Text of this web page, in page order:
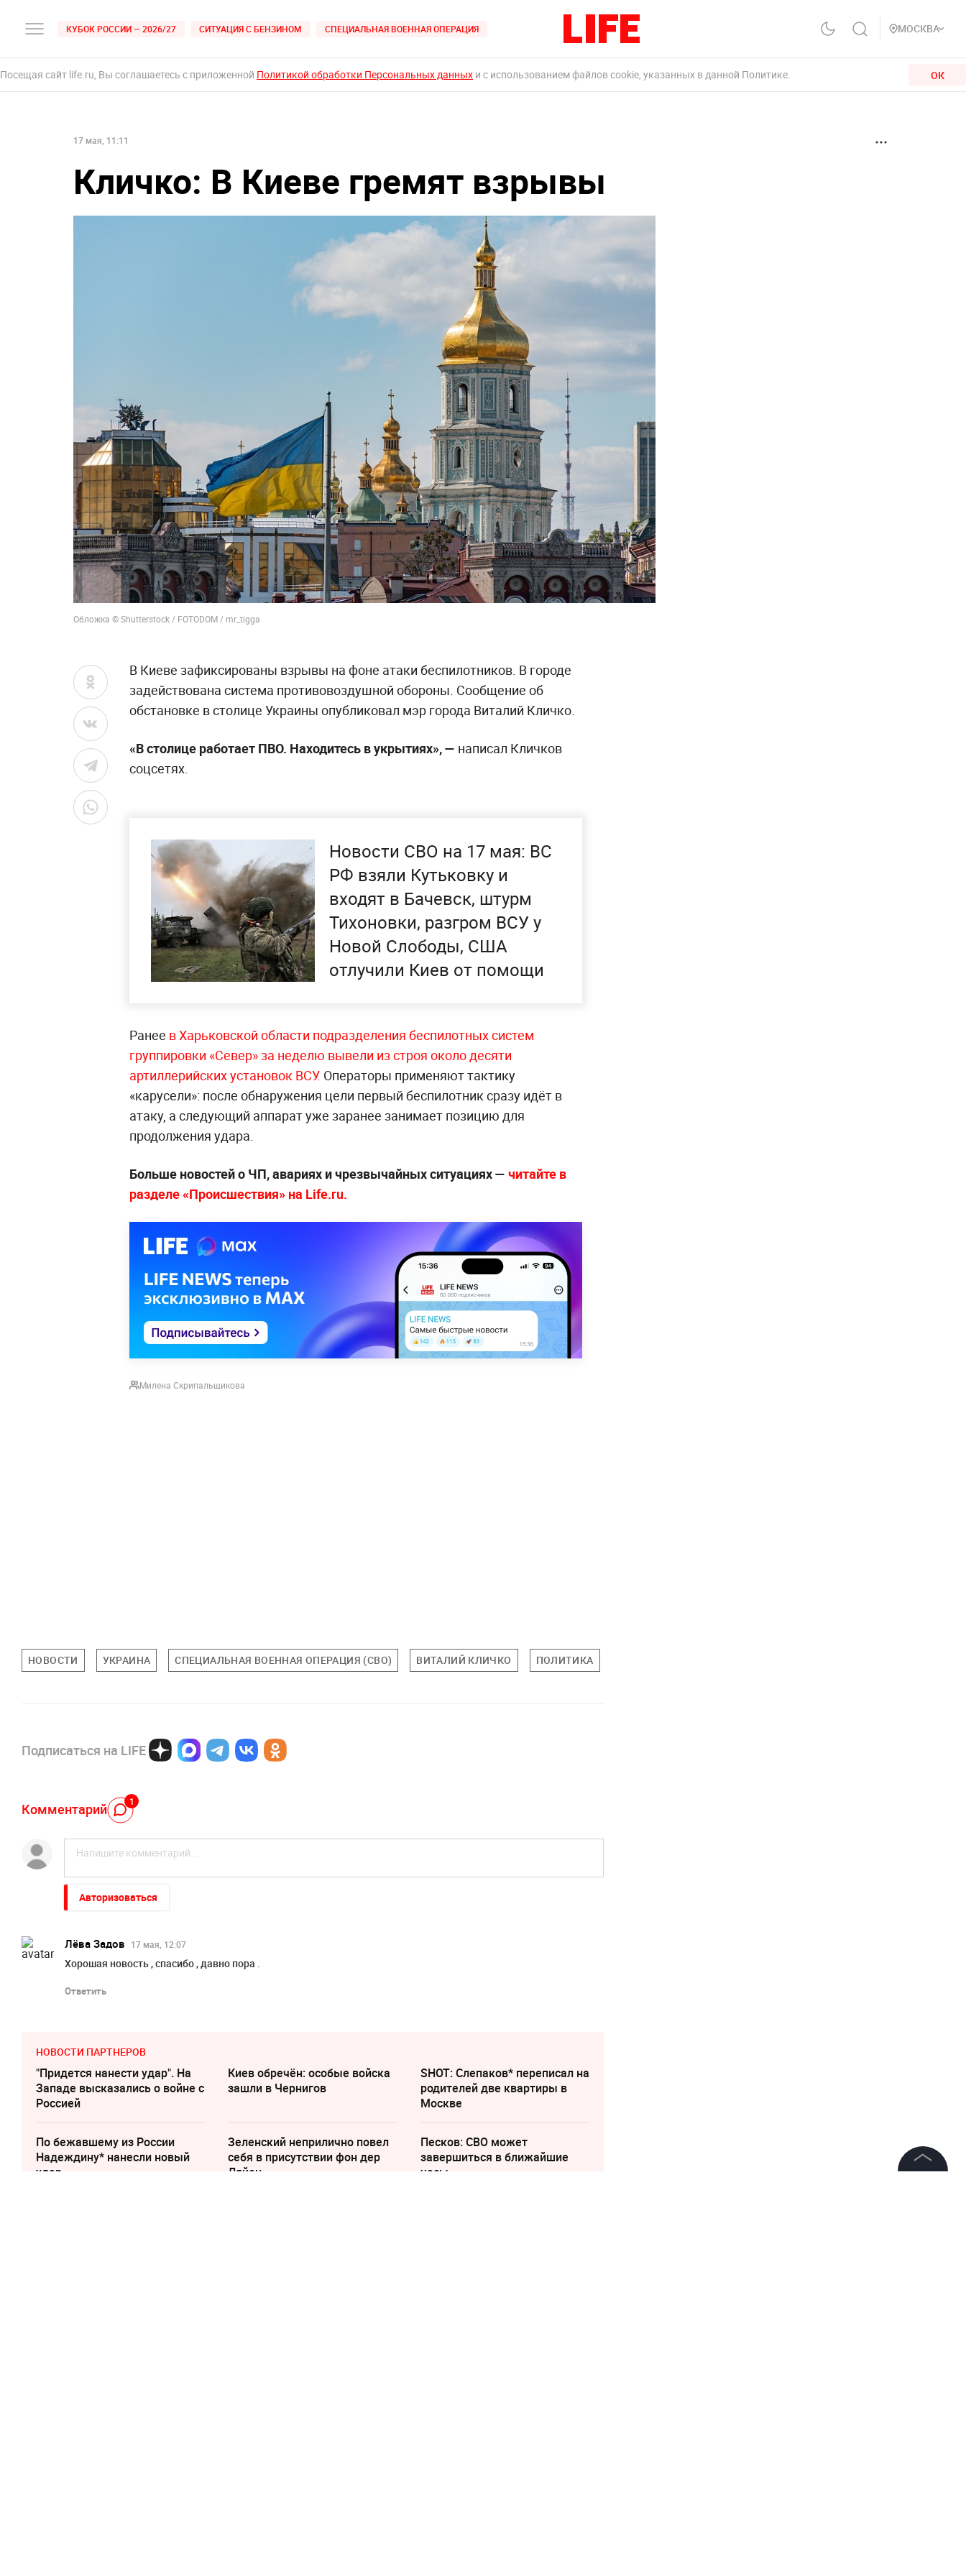
КУБОК РОССИИ — 2026/27 СИТУАЦИЯ С БЕНЗИНОМ СПЕЦИАЛЬНАЯ ВОЕННАЯ ОПЕРАЦИЯ МОСКВА
Посещая сайт life.ru, Вы соглашаетесь с приложенной Политикой обработки Персональных данных и с использованием файлов cookie, указанных в данной Политике. ОК
17 мая, 11:11
Кличко: В Киеве гремят взрывы
Обложка © Shutterstock / FOTODOM / mr_tigga
В Киеве зафиксированы взрывы на фоне атаки беспилотников. В городе
задействована система противовоздушной обороны. Сообщение об
обстановке в столице Украины опубликовал мэр города Виталий Кличко.
«В столице работает ПВО. Находитесь в укрытиях», — написал Кличков
соцсетях.
Новости СВО на 17 мая: ВС
РФ взяли Кутьковку и
входят в Бачевск, штурм
Тихоновки, разгром ВСУ у
Новой Слободы, США
отлучили Киев от помощи
Ранее в Харьковской области подразделения беспилотных систем
группировки «Север» за неделю вывели из строя около десяти
артиллерийских установок ВСУ. Операторы применяют тактику
«карусели»: после обнаружения цели первый беспилотник сразу идёт в
атаку, а следующий аппарат уже заранее занимает позицию для
продолжения удара.
Больше новостей о ЧП, авариях и чрезвычайных ситуациях — читайте в
разделе «Происшествия» на Life.ru.
Милена Скрипальщикова
НОВОСТИ УКРАИНА СПЕЦИАЛЬНАЯ ВОЕННАЯ ОПЕРАЦИЯ (СВО) ВИТАЛИЙ КЛИЧКО ПОЛИТИКА
Подписаться на LIFE
Комментарий 1
Авторизоваться
Лёва Задов 17 мая, 12:07
Хорошая новость , спасибо , давно пора .
Ответить
НОВОСТИ ПАРТНЕРОВ
"Придется нанести удар". На
Западе высказались о войне с
Россией
Киев обречён: особые войска
зашли в Чернигов
SHOT: Слепаков* переписал на
родителей две квартиры в
Москве
По бежавшему из России
Надеждину* нанесли новый
удар
Зеленский неприлично повел
cебя в присутствии фон дер
Ляйен
Песков: СВО может
завершиться в ближайшие
часы